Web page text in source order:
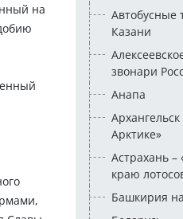
на
Автобусные
Казани
звонари
Анапа
Арктике»
Астрахань
краю
Башкирия